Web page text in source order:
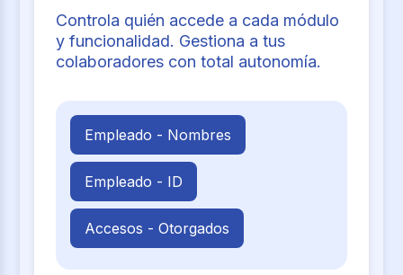
Controla quién accede a cada módulo
y funcionalidad. Gestiona a tus
colaboradores con total autonomía.
Empleado - Nombres
Empleado - ID
Accesos - Otorgados